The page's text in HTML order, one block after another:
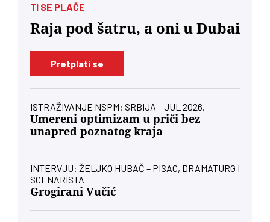
TI SE PLAČE
Raja pod šatru, a oni u Dubai
Pretplati se
ISTRAŽIVANJE NSPM: SRBIJA – JUL 2026.
Umereni optimizam u priči bez
unapred poznatog kraja
INTERVJU: ŽELJKO HUBAČ – PISAC, DRAMATURG I
SCENARISTA
Grogirani Vučić